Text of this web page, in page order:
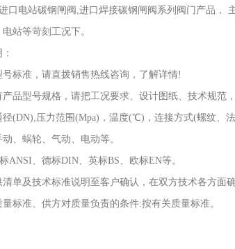
口电站碳钢闸阀,进口焊接碳钢闸阀系列阀门产品，
站等苛刻工况下。
标准，请直拨销售热线咨询，了解详情!
品型号规格，请把工况要求、设计图纸、技术规范
(DN),压力范围(Mpa)，温度(℃)，连接方式(螺纹、
、蜗轮、气动、电动等。
ANSI、德标DIN、英标BS、欧标EN等。
单及技术标准说明至客户确认，在双方技术各方面
标准、供方对质量负责的条件:按有关质量标准。